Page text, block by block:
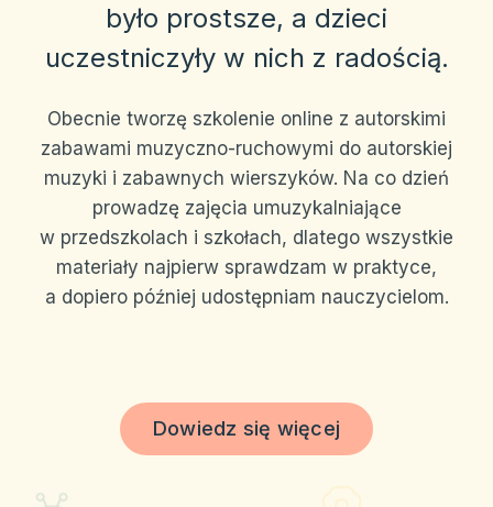
było prostsze, a dzieci
uczestniczyły w nich z radością.
Obecnie tworzę szkolenie online z autorskimi
zabawami muzyczno-ruchowymi do autorskiej
muzyki i zabawnych wierszyków. Na co dzień
prowadzę zajęcia umuzykalniające
w przedszkolach i szkołach, dlatego wszystkie
materiały najpierw sprawdzam w praktyce,
a dopiero później udostępniam nauczycielom.
Dowiedz się więcej